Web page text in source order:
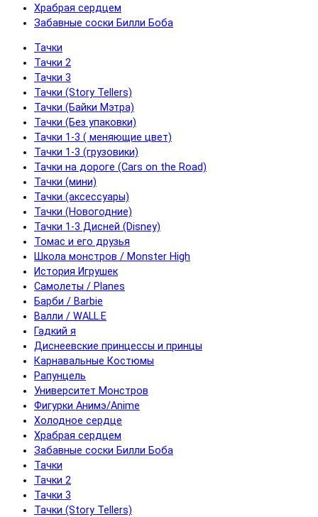
Храбрая сердцем
Забавные соски Билли Боба
Тачки
Тачки 2
Тачки 3
Тачки (Story Tellers)
Тачки (Байки Мэтра)
Тачки (Без упаковки)
Тачки 1-3 ( меняющие цвет)
Тачки 1-3 (грузовики)
Тачки на дороге (Cars on the Road)
Тачки (мини)
Тачки (аксессуары)
Тачки (Новогодние)
Тачки 1-3 Дисней (Disney)
Томас и его друзья
Школа монстров / Monster High
История Игрушек
Самолеты / Planes
Барби / Barbie
Валли / WALL.E
Гадкий я
Диснеевские принцессы и принцы
Карнавальные Костюмы
Рапунцель
Университет Монстров
Фигурки Анимэ/Anime
Холодное сердце
Храбрая сердцем
Забавные соски Билли Боба
Тачки
Тачки 2
Тачки 3
Тачки (Story Tellers)